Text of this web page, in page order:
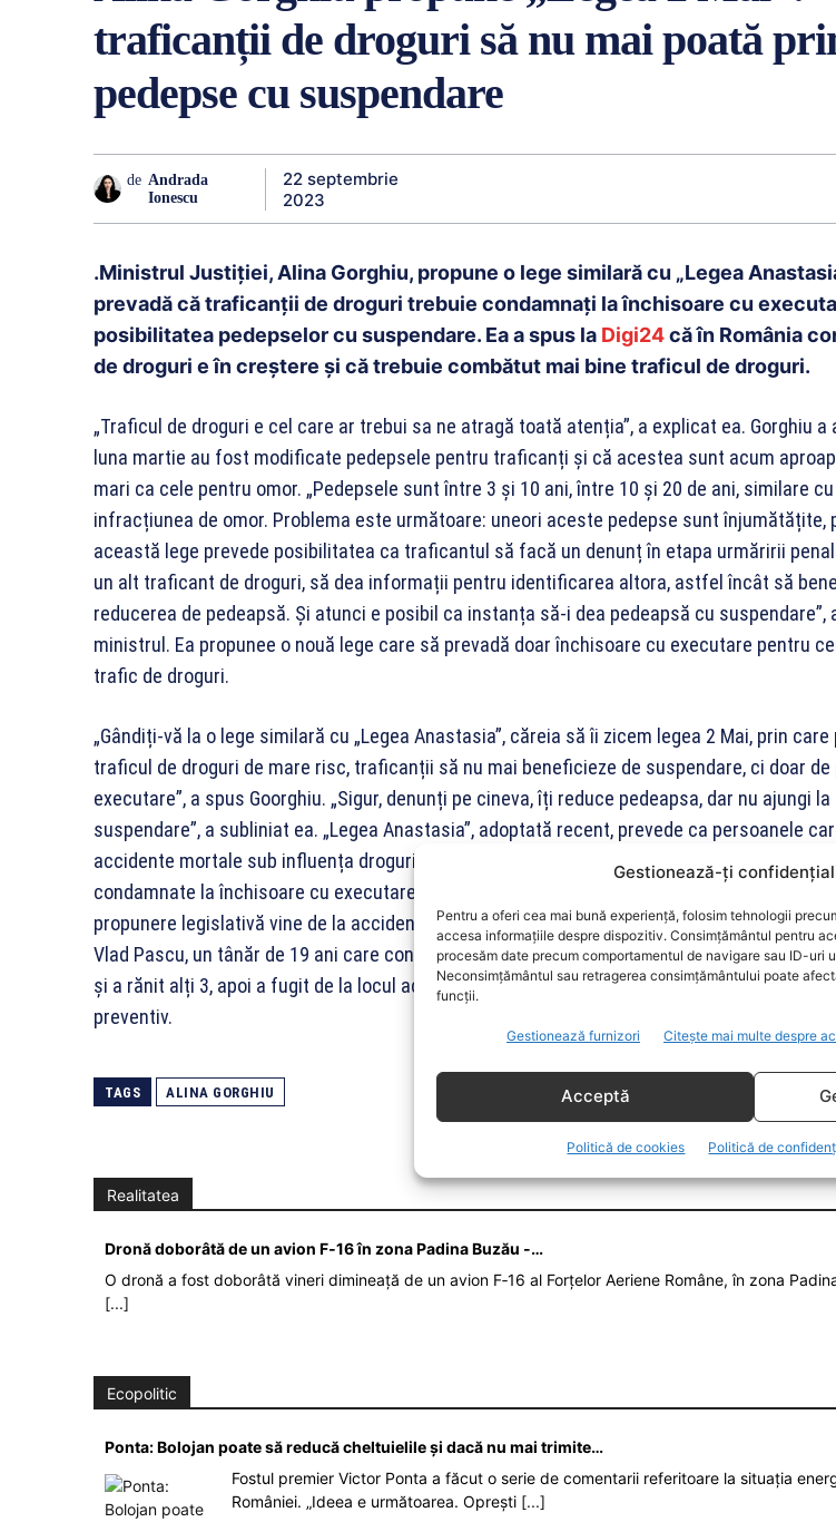
Gestionează-ți
Pentru a oferi cea mai bună experiență, folosim tehnologii
accesa informațiile despre dispozitiv. Consimțământul pentru
procesăm date precum comportamentul de navigare sau ID-uri
Neconsimțământul sau retragerea consimțământului poate
funcții.
Gestionează furnizori Citește mai multe despre
Acceptă
Politică de cookies Politică de
traficanții de droguri să nu mai poată
pedepse cu suspendare
de Andrada
Ionescu
22 septembrie
2023
.Ministrul Justiției, Alina Gorghiu, propune o lege similară cu „Legea
prevadă că traficanții de droguri trebuie condamnați la închisoare cu
posibilitatea pedepselor cu suspendare. Ea a spus la Digi24că în România
de droguri e în creștere și că trebuie combătut mai bine traficul de droguri.
„Traficul de droguri e cel care ar trebui sa ne atragă toată atenția”, a explicat ea. Gorghiu a
luna martie au fost modificate pedepsele pentru traficanți și că acestea sunt acum
mari ca cele pentru omor. „Pedepsele sunt între 3 și 10 ani, între 10 și 20 de ani, similare cu
infracțiunea de omor. Problema este următoare: uneori aceste pedepse sunt înjumătățite,
această lege prevede posibilitatea ca traficantul să facă un denunț în etapa urmăririi
un alt traficant de droguri, să dea informații pentru identificarea altora, astfel încât să
reducerea de pedeapsă. Și atunci e posibil ca instanța să-i dea pedeapsă cu suspendare”,
ministrul. Ea propunee o nouă lege care să prevadă doar închisoare cu executare pentru
trafic de droguri.
„Gândiți-vă la o lege similară cu „Legea Anastasia”, căreia să îi zicem legea 2 Mai, prin care
traficul de droguri de mare risc, traficanții să nu mai beneficieze de suspendare, ci doar de
executare”, a spus Goorghiu. „Sigur, denunți pe cineva, îți reduce pedeapsa, dar nu ajungi la
suspendare”, a subliniat ea. „Legea Anastasia”, adoptată recent, prevede ca persoanele
accidente mortale sub influența drogurilor și a alcoolului nu mai pot beneficia de
condamnate la închisoare cu executare. Numele de „Legea 2 Mai” dat de Gorghiu pentru
propunere legislativă vine de la accidentul grav produs în 19 august la ieșirea din stațiunea
Vlad Pascu, un tânăr de 19 ani care consumase mai multe tipuri de droguri, a accidentat
și a rănit alți 3, apoi a fugit de la locul accidentului. Vlad Pascu este în acest moment în
preventiv.
TAGS ALINA GORGHIU
Realitatea
Dronă doborâtă de un avion F‑16 în zona Padina Buzău -…
O dronă a fost doborâtă vineri dimineață de un avion F‑16 al Forțelor Aeriene Române, în zona
[...]
Ecopolitic
Ponta: Bolojan poate să reducă cheltuielile şi dacă nu mai trimite…
Fostul premier Victor Ponta a făcut o serie de comentarii referitoare la situația
României. „Ideea e următoarea. Oprești [...]